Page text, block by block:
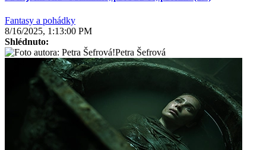
Fantasy a pohádky
8/16/2025, 1:13:00 PM
Shlédnuto:
Petra Šefrová